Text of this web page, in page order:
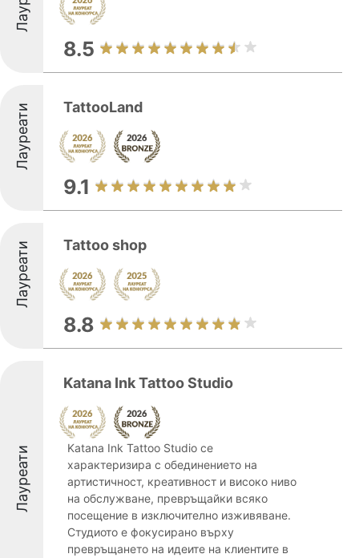
8.5
Лауреати TattooLand
9.1
Лауреати Tattoo shop
8.8
Лауреати
Katana Ink Tattoo Studio
Katana Ink Tattoo Studio се
характеризира с обединението на
артистичност, креативност и високо ниво
на обслужване, превръщайки всяко
посещение в изключително изживяване.
Студиото е фокусирано върху
превръщането на идеите на клиентите в